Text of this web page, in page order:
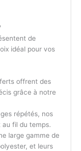
de
idéal pour vos
offrent des
grâce à notre
répétés, nos
fil du temps.
large gamme de
et leurs